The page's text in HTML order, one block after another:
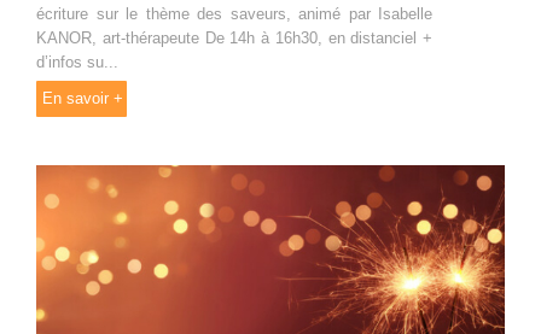
écriture sur le thème des saveurs, animé par Isabelle
KANOR, art-thérapeute De 14h à 16h30, en distanciel +
d’infos su...
En savoir +